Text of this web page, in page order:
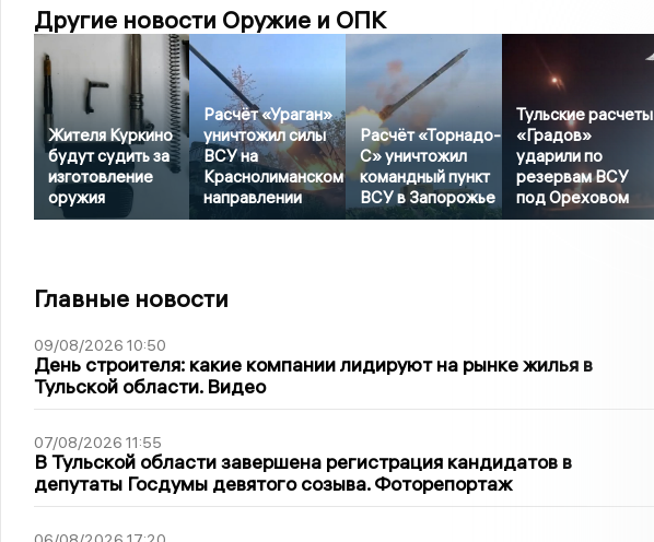
Другие новости Оружие и ОПК
Жителя Куркино
будут судить за
изготовление
оружия
Расчёт «Ураган»
уничтожил силы
ВСУ на
Краснолиманском
направлении
Расчёт «Торнадо-
С» уничтожил
командный пункт
ВСУ в Запорожье
Тульские расчеты
«Градов»
ударили по
резервам ВСУ
под Ореховом
Главные новости
09/08/2026 10:50
День строителя: какие компании лидируют на рынке жилья в
Тульской области. Видео
07/08/2026 11:55
В Тульской области завершена регистрация кандидатов в
депутаты Госдумы девятого созыва. Фоторепортаж